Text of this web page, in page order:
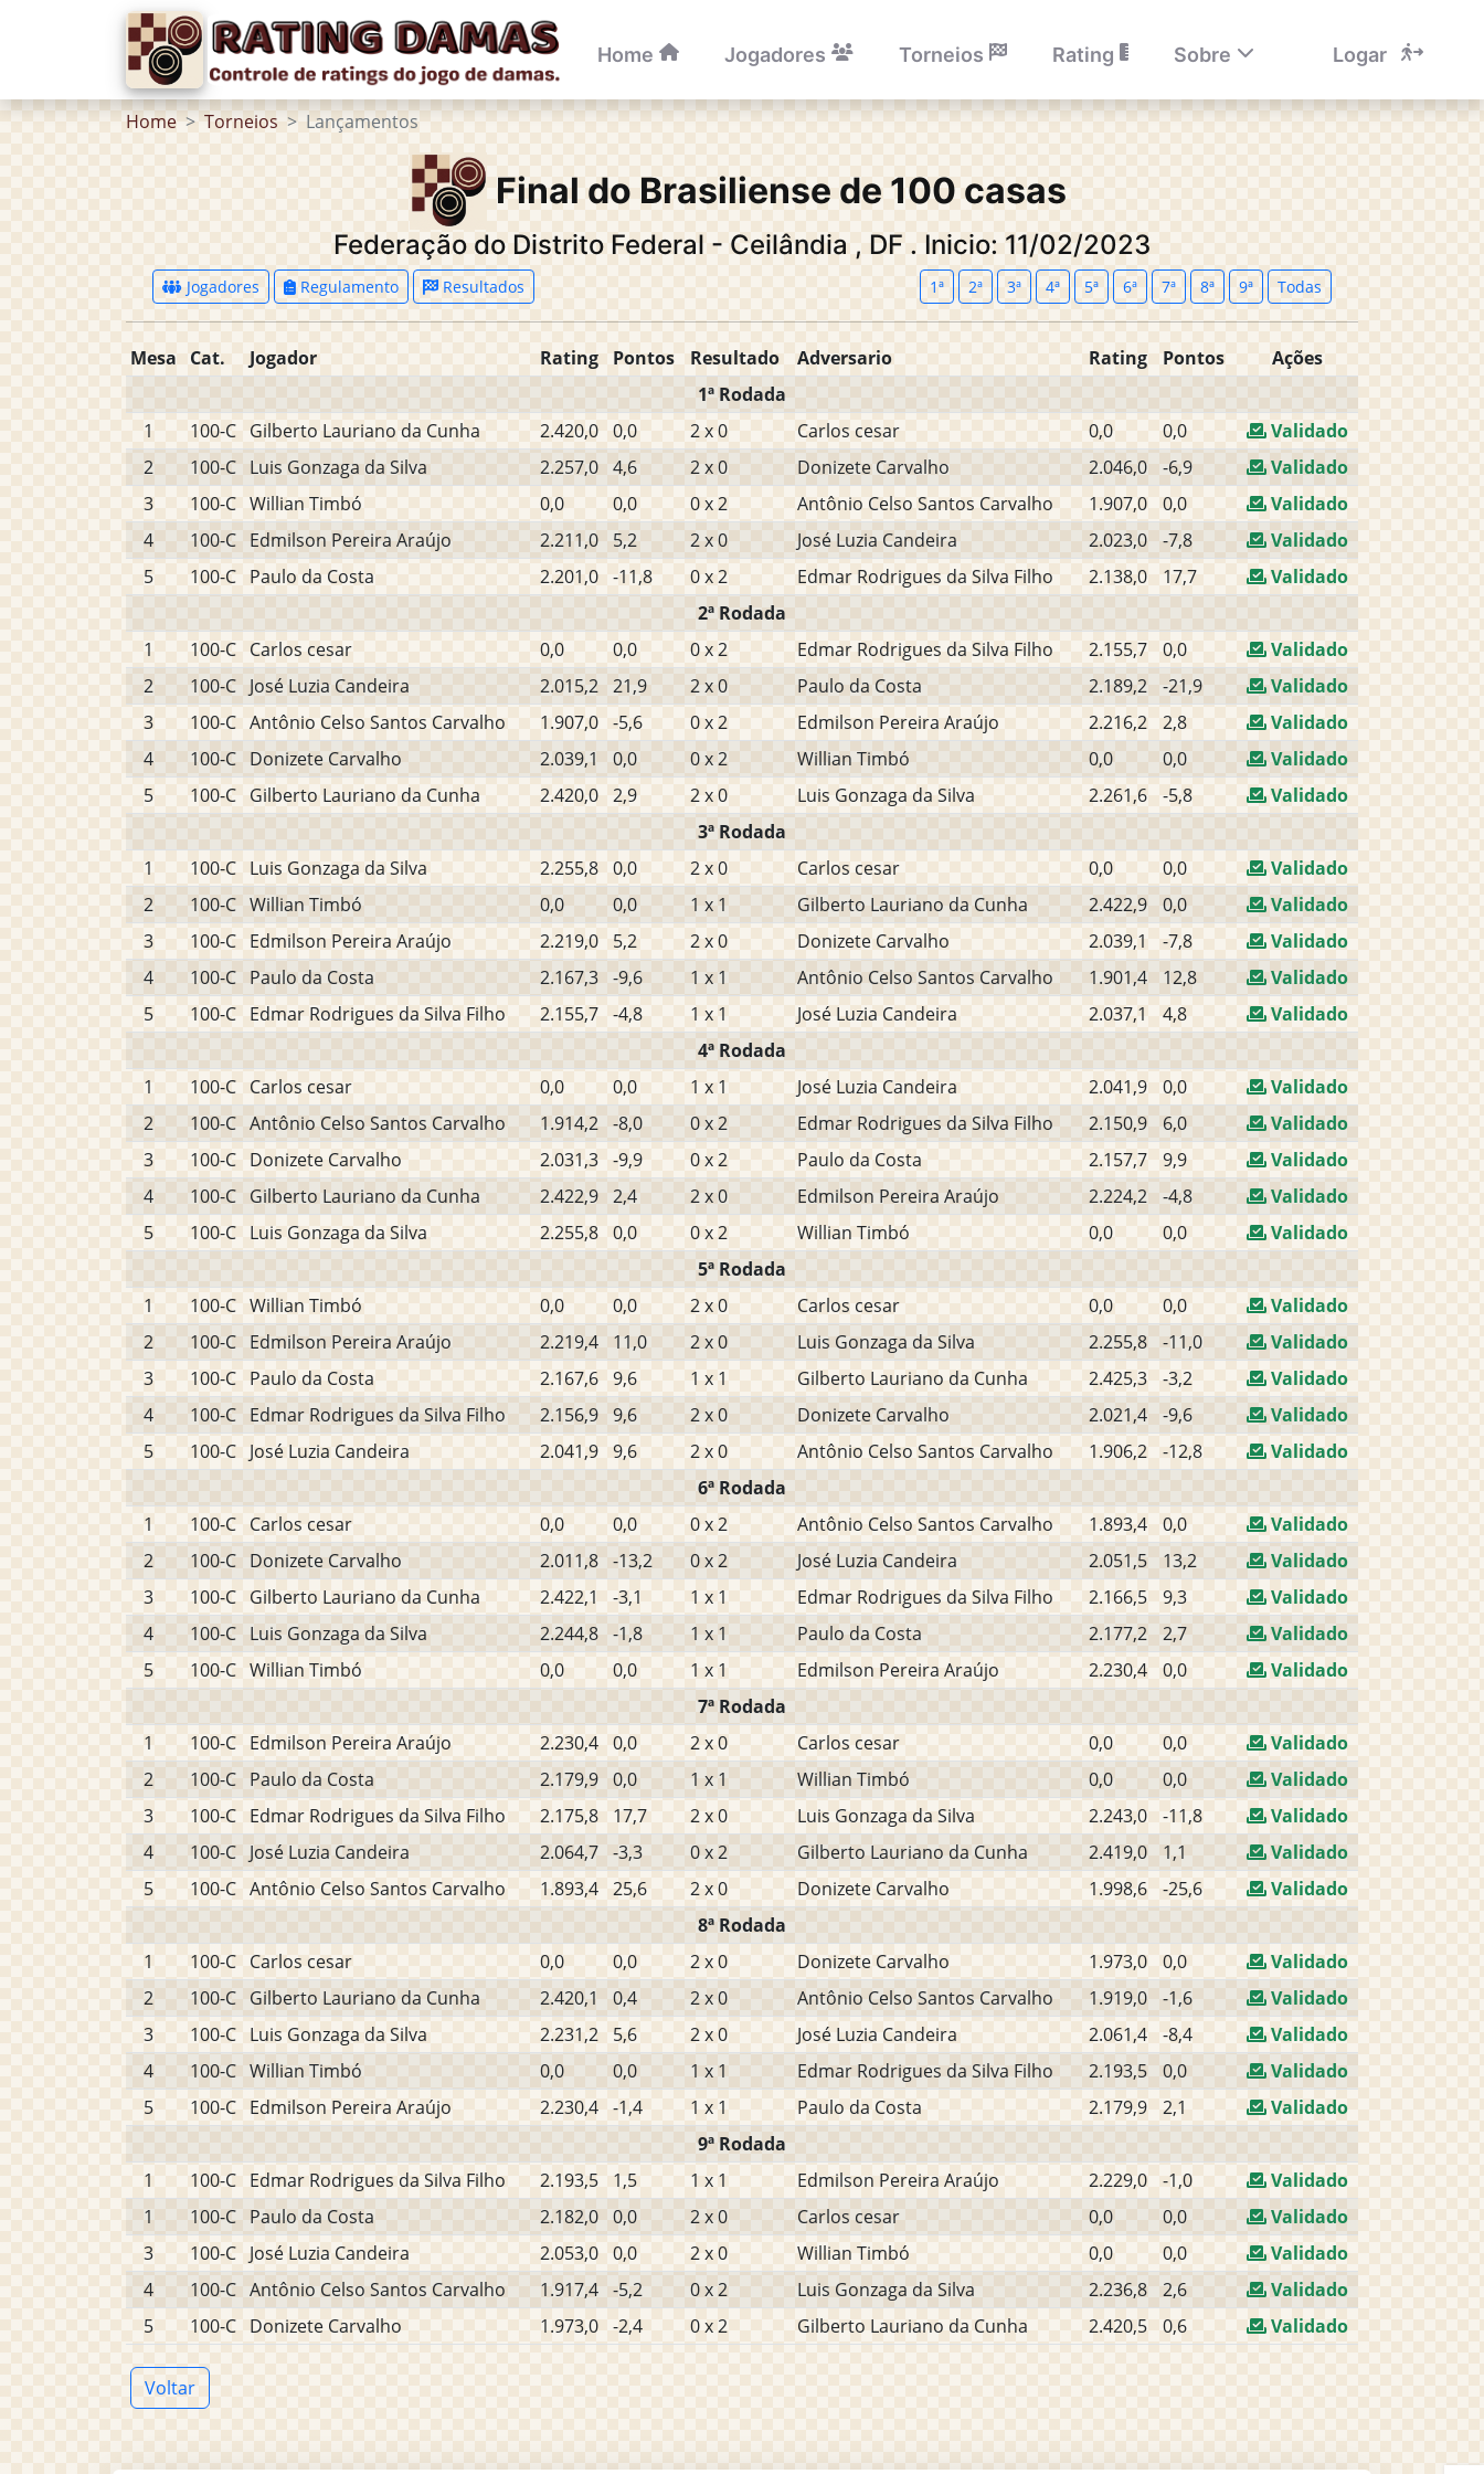
Home Jogadores Torneios Rating Sobre Logar
Home Torneios Lançamentos
Final do Brasiliense de 100 casas
Federação do Distrito Federal - Ceilândia , DF . Inicio: 11/02/2023
Jogadores Regulamento Resultados 1ª 2ª 3ª 4ª 5ª 6ª 7ª 8ª 9ª Todas
Mesa Cat. Jogador Rating Pontos Resultado Adversario Rating Pontos
Ações
1ª Rodada
1
100-C Gilberto Lauriano da Cunha 2.420,0 0,0 2 x 0 Carlos cesar 0,0 0,0
Validado
2
100-C Luis Gonzaga da Silva 2.257,0 4,6 2 x 0 Donizete Carvalho 2.046,0 -6,9
Validado
3
100-C Willian Timbó 0,0 0,0 0 x 2 Antônio Celso Santos Carvalho 1.907,0 0,0
Validado
4
100-C Edmilson Pereira Araújo 2.211,0 5,2 2 x 0 José Luzia Candeira 2.023,0 -7,8
Validado
5
100-C Paulo da Costa 2.201,0 -11,8 0 x 2 Edmar Rodrigues da Silva Filho 2.138,0 17,7
Validado
2ª Rodada
1
100-C Carlos cesar 0,0 0,0 0 x 2 Edmar Rodrigues da Silva Filho 2.155,7 0,0
Validado
2
100-C José Luzia Candeira 2.015,2 21,9 2 x 0 Paulo da Costa 2.189,2 -21,9
Validado
3
100-C Antônio Celso Santos Carvalho 1.907,0 -5,6 0 x 2 Edmilson Pereira Araújo 2.216,2 2,8
Validado
4
100-C Donizete Carvalho 2.039,1 0,0 0 x 2 Willian Timbó 0,0 0,0
Validado
5
100-C Gilberto Lauriano da Cunha 2.420,0 2,9 2 x 0 Luis Gonzaga da Silva 2.261,6 -5,8
Validado
3ª Rodada
1
100-C Luis Gonzaga da Silva 2.255,8 0,0 2 x 0 Carlos cesar 0,0 0,0
Validado
2
100-C Willian Timbó 0,0 0,0 1 x 1 Gilberto Lauriano da Cunha 2.422,9 0,0
Validado
3
100-C Edmilson Pereira Araújo 2.219,0 5,2 2 x 0 Donizete Carvalho 2.039,1 -7,8
Validado
4
100-C Paulo da Costa 2.167,3 -9,6 1 x 1 Antônio Celso Santos Carvalho 1.901,4 12,8
Validado
5
100-C Edmar Rodrigues da Silva Filho 2.155,7 -4,8 1 x 1 José Luzia Candeira 2.037,1 4,8
Validado
4ª Rodada
1
100-C Carlos cesar 0,0 0,0 1 x 1 José Luzia Candeira 2.041,9 0,0
Validado
2
100-C Antônio Celso Santos Carvalho 1.914,2 -8,0 0 x 2 Edmar Rodrigues da Silva Filho 2.150,9 6,0
Validado
3
100-C Donizete Carvalho 2.031,3 -9,9 0 x 2 Paulo da Costa 2.157,7 9,9
Validado
4
100-C Gilberto Lauriano da Cunha 2.422,9 2,4 2 x 0 Edmilson Pereira Araújo 2.224,2 -4,8
Validado
5
100-C Luis Gonzaga da Silva 2.255,8 0,0 0 x 2 Willian Timbó 0,0 0,0
Validado
5ª Rodada
1
100-C Willian Timbó 0,0 0,0 2 x 0 Carlos cesar 0,0 0,0
Validado
2
100-C Edmilson Pereira Araújo 2.219,4 11,0 2 x 0 Luis Gonzaga da Silva 2.255,8 -11,0
Validado
3
100-C Paulo da Costa 2.167,6 9,6 1 x 1 Gilberto Lauriano da Cunha 2.425,3 -3,2
Validado
4
100-C Edmar Rodrigues da Silva Filho 2.156,9 9,6 2 x 0 Donizete Carvalho 2.021,4 -9,6
Validado
5
100-C José Luzia Candeira 2.041,9 9,6 2 x 0 Antônio Celso Santos Carvalho 1.906,2 -12,8
Validado
6ª Rodada
1
100-C Carlos cesar 0,0 0,0 0 x 2 Antônio Celso Santos Carvalho 1.893,4 0,0
Validado
2
100-C Donizete Carvalho 2.011,8 -13,2 0 x 2 José Luzia Candeira 2.051,5 13,2
Validado
3
100-C Gilberto Lauriano da Cunha 2.422,1 -3,1 1 x 1 Edmar Rodrigues da Silva Filho 2.166,5 9,3
Validado
4
100-C Luis Gonzaga da Silva 2.244,8 -1,8 1 x 1 Paulo da Costa 2.177,2 2,7
Validado
5
100-C Willian Timbó 0,0 0,0 1 x 1 Edmilson Pereira Araújo 2.230,4 0,0
Validado
7ª Rodada
1
100-C Edmilson Pereira Araújo 2.230,4 0,0 2 x 0 Carlos cesar 0,0 0,0
Validado
2
100-C Paulo da Costa 2.179,9 0,0 1 x 1 Willian Timbó 0,0 0,0
Validado
3
100-C Edmar Rodrigues da Silva Filho 2.175,8 17,7 2 x 0 Luis Gonzaga da Silva 2.243,0 -11,8
Validado
4
100-C José Luzia Candeira 2.064,7 -3,3 0 x 2 Gilberto Lauriano da Cunha 2.419,0 1,1
Validado
5
100-C Antônio Celso Santos Carvalho 1.893,4 25,6 2 x 0 Donizete Carvalho 1.998,6 -25,6
Validado
8ª Rodada
1
100-C Carlos cesar 0,0 0,0 2 x 0 Donizete Carvalho 1.973,0 0,0
Validado
2
100-C Gilberto Lauriano da Cunha 2.420,1 0,4 2 x 0 Antônio Celso Santos Carvalho 1.919,0 -1,6
Validado
3
100-C Luis Gonzaga da Silva 2.231,2 5,6 2 x 0 José Luzia Candeira 2.061,4 -8,4
Validado
4
100-C Willian Timbó 0,0 0,0 1 x 1 Edmar Rodrigues da Silva Filho 2.193,5 0,0
Validado
5
100-C Edmilson Pereira Araújo 2.230,4 -1,4 1 x 1 Paulo da Costa 2.179,9 2,1
Validado
9ª Rodada
1
100-C Edmar Rodrigues da Silva Filho 2.193,5 1,5 1 x 1 Edmilson Pereira Araújo 2.229,0 -1,0
Validado
1
100-C Paulo da Costa 2.182,0 0,0 2 x 0 Carlos cesar 0,0 0,0
Validado
3
100-C José Luzia Candeira 2.053,0 0,0 2 x 0 Willian Timbó 0,0 0,0
Validado
4
100-C Antônio Celso Santos Carvalho 1.917,4 -5,2 0 x 2 Luis Gonzaga da Silva 2.236,8 2,6
Validado
5
100-C Donizete Carvalho 1.973,0 -2,4 0 x 2 Gilberto Lauriano da Cunha 2.420,5 0,6 Validado
Voltar